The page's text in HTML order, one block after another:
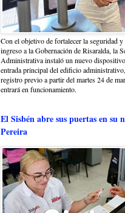
Con el objetivo de fortalecer la seguridad
ingreso a la Gobernación de Risaralda, la
Administrativa instaló un nuevo
entrada principal del edificio
registro previo a partir del martes 24 de
entrará en funcionamiento.
El Sisbén abre sus puertas en su
Pereira